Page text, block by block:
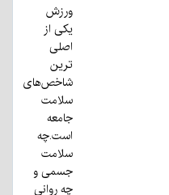
ورزش
یکی از
اصلی
ترین
شاخص‌های
سلامت
جامعه
است.چه
سلامت
جسمی و
چه روانی